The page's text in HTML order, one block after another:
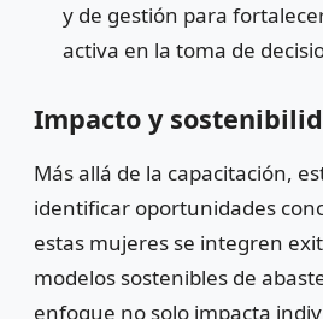
y de gestión para
activa en la toma de
Impacto y
Más allá de la capacitación,
identificar oportunidades
estas mujeres se integren
modelos sostenibles de
enfoque no solo impacta